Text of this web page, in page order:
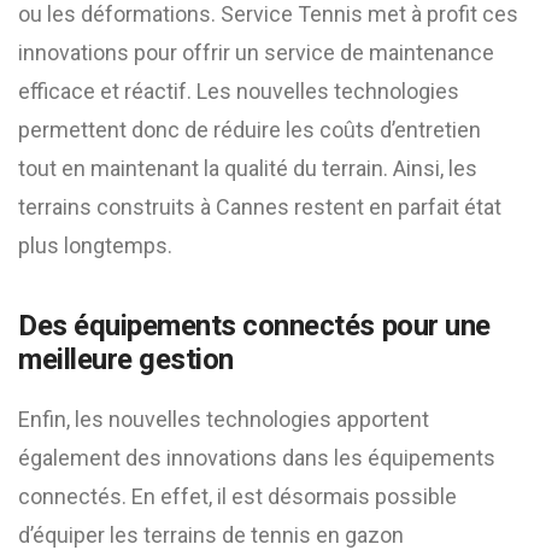
ou les déformations. Service Tennis met à profit ces
innovations pour offrir un service de maintenance
efficace et réactif. Les nouvelles technologies
permettent donc de réduire les coûts d’entretien
tout en maintenant la qualité du terrain. Ainsi, les
terrains construits à Cannes restent en parfait état
plus longtemps.
Des équipements connectés pour une
meilleure gestion
Enfin, les nouvelles technologies apportent
également des innovations dans les équipements
connectés. En effet, il est désormais possible
d’équiper les terrains de tennis en gazon